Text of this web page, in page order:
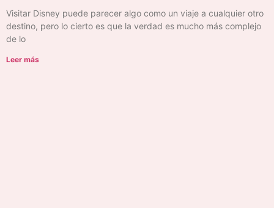
Visitar Disney puede parecer algo como un viaje a cualquier otro
destino, pero lo cierto es que la verdad es mucho más complejo
de lo
Leer más